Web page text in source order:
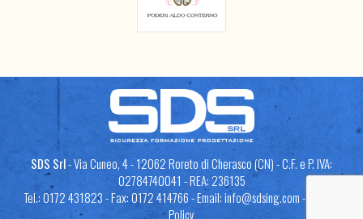
SDS Srl- Via Cuneo, 4 - 12062 Roreto di Cherasco (CN) - C.F. e P. IVA:
02784740041 - REA: 236135
Tel.: 0172 431823 - Fax: 0172 414766 - Email:info@sdsing.com-
Policy